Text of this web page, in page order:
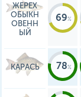
ЖЕРЕХ
ОБЫКН
ОВЕНН
ЫЙ
69
КАРАСЬ 78